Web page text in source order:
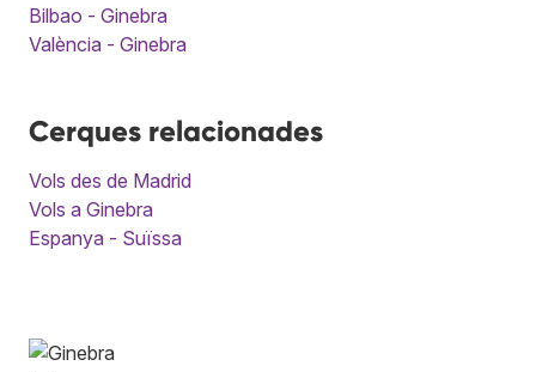
Bilbao - Ginebra
València - Ginebra
Cerques relacionades
Vols des de Madrid
Vols a Ginebra
Espanya - Suïssa